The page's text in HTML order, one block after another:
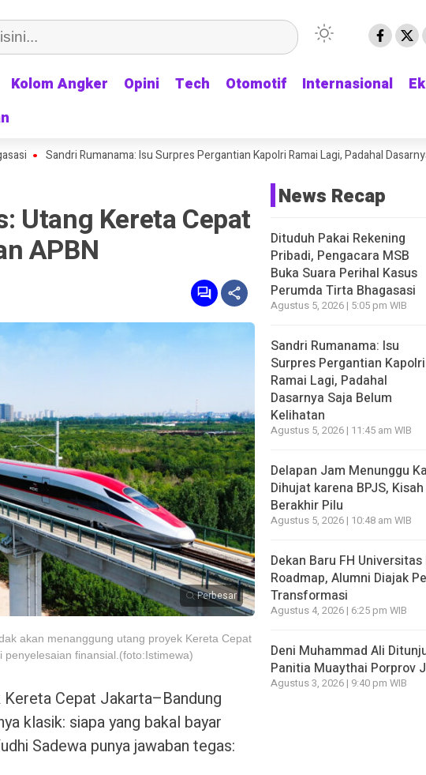
Kolom Angker Opini Tech Otomotif Internasional
Kolom Angker Opini Tech Otomotif Internasional
Rumanama: Isu Surpres Pergantian Kapolri Ramai Lagi, Padahal Dasarnya Saja
Utang Kereta Cepat
APBN
Perbesar
akan menanggung utang proyek Kereta Cepat
finansial.(foto:Istimewa)
Kereta Cepat Jakarta–Bandung
klasik: siapa yang bakal bayar
Sadewa punya jawaban tegas:
News Recap
Dituduh Pakai Rekening
Pribadi, Pengacara MSB
Buka Suara Perihal Kasus
Perumda Tirta Bhagasasi
Agustus 5, 2026 | 5:05 pm WIB
Sandri Rumanama: Isu
Surpres Pergantian Kapolri
Ramai Lagi, Padahal
Dasarnya Saja Belum
Kelihatan
Agustus 5, 2026 | 11:45 am WIB
Delapan Jam Menunggu
Dihujat karena BPJS,
Berakhir Pilu
Agustus 5, 2026 | 10:48 am WIB
Dekan Baru FH
Roadmap, Alumni Diajak
Transformasi
Agustus 4, 2026 | 6:25 pm WIB
Deni Muhammad Ali
Panitia Muaythai Porprov
Agustus 3, 2026 | 9:40 pm WIB